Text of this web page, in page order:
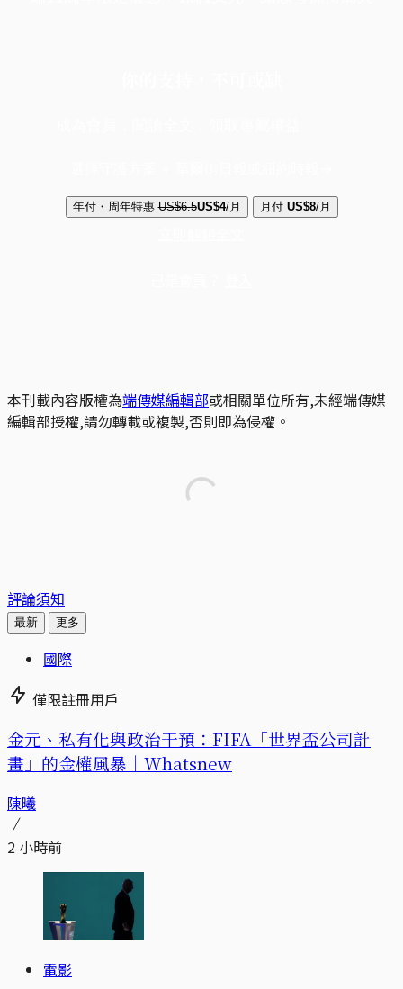
年付・周年特惠 US$6.5US$4/月 月付 US$8/月
本刊載內容版權為端傳媒編輯部或相關單位所有,未經端傳媒
編輯部授權,請勿轉載或複製,否則即為侵權。
評論須知
最新 更多
國際
僅限註冊用戶
金元、私有化與政治干預：FIFA「世界盃公司計
畫」的金權風暴｜Whatsnew
陳曦
2 小時前
電影